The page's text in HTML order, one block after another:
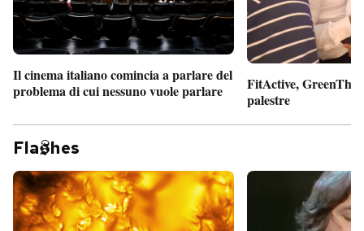
Il cinema italiano comincia a parlare del
problema di cui nessuno vuole parlare
FitActive,
palestre
Fla hes